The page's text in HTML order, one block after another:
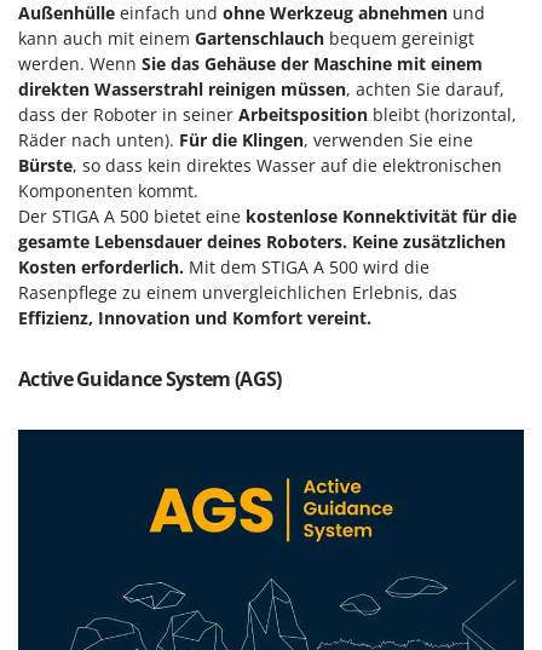
Obstmühlen Obsthäcksler Obstmuser
Obstpressen
Olivenernter und Schüttler
P
Palettengabeln für Traktoren
Pelletpressen
Pflüge für Traktor
Planierschilder für Traktoren
Plasmaschneider
Poolroboter
Pools
Rasensodenschneider
Rasentraktoren Aufsitzmäher
Rasentrimmer - Kantenschneider
Rasentrimmer - Motorsensen - Freischneider
Fiskars
Flymo
Fontana Forni
Forest Master
Francini
G
G3 Ferrari
Gardena
Garofalo
GeoTech Pro
Gre
Außenhülle einfach und ohne Werkzeug abnehmen und
kann auch mit einem Gartenschlauch bequem gereinigt
werden. Wenn Sie das Gehäuse der Maschine mit einem
direkten Wasserstrahl reinigen müssen, achten Sie darauf,
dass der Roboter in seiner Arbeitsposition bleibt (horizontal,
Räder nach unten). Für die Klingen, verwenden Sie eine
Bürste, so dass kein direktes Wasser auf die elektronischen
Komponenten kommt.
Der STIGA A 500 bietet eine kostenlose Konnektivität für die
gesamte Lebensdauer deines Roboters. Keine zusätzlichen
Kosten erforderlich. Mit dem STIGA A 500 wird die
Rasenpflege zu einem unvergleichlichen Erlebnis, das
Effizienz, Innovation und Komfort vereint.
Active Guidance System (AGS)